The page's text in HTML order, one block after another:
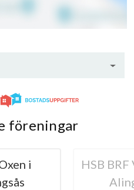
föreningar
i
HSB